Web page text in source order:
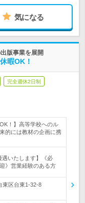
気になる
版事業を展開
暇OK！
完全週休2日制
！】高等学校へのル
的には教材の企画に携
遇いたします】《必
》営業経験のある方
東区台東1‐32‐8